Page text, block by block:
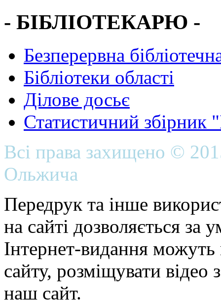
- БІБЛІОТЕКАРЮ -
Безперервна
Бібліотеки області
Ділове досьє
Статистичний
Всі права захищено ©
Ольжича
Передрук та інше
на сайті дозволяється
Інтернет-видання можуть
сайту, розміщувати відео
наш сайт.